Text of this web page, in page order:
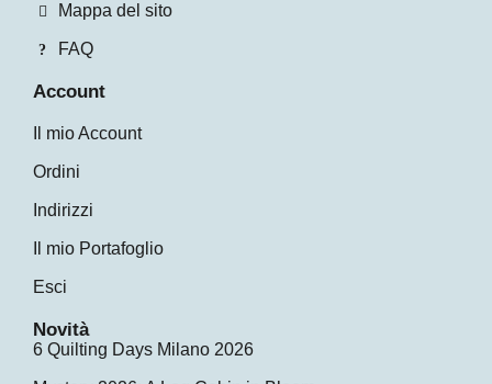
Mappa del sito
FAQ
Account
Il mio Account
Ordini
Indirizzi
Il mio Portafoglio
Esci
Novità
6 Quilting Days Milano 2026